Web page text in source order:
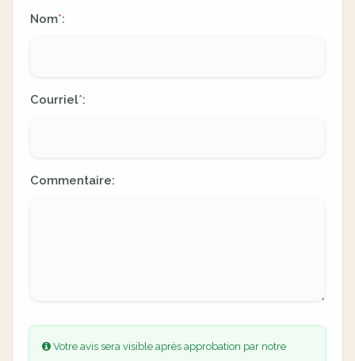
Nom*:
Courriel*:
Commentaire:
Votre avis sera visible après approbation par notre